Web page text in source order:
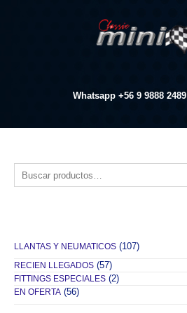
Whatsapp +56 9 9888 2489
Buscar por:
LLANTAS Y NEUMATICOS (107)
RECIEN LLEGADOS (57)
FITTINGS ESPECIALES (2)
EN OFERTA (56)